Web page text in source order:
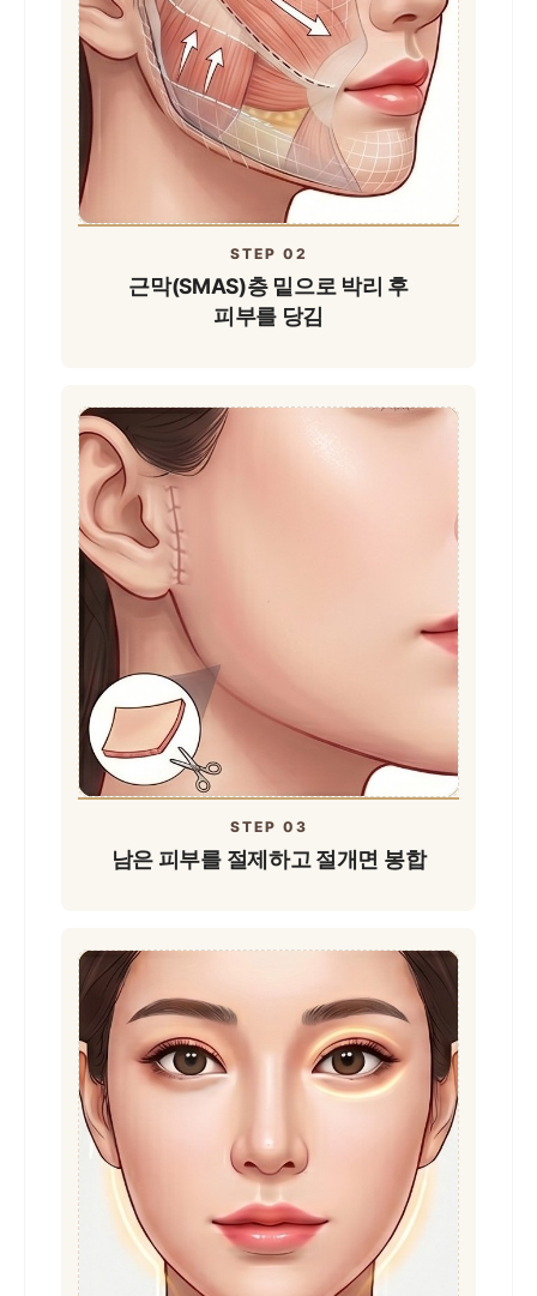
STEP 02
근막(SMAS)층 밑으로 박리 후
피부를 당김
STEP 03
남은 피부를 절제하고 절개면 봉합